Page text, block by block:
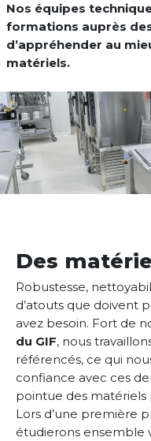
Nos équipes
formations auprès
d’appréhender au
matériels.
Des
Robustesse,
d’atouts que doivent
avez besoin. Fort de
du GIF, nous
référencés, ce qui
confiance avec ces
pointue des matériels
Lors d’une première
étudierons ensemble